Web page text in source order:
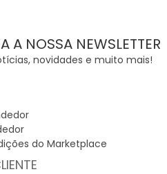
A NOSSA NEWSLETTER
novidades e muito mais!
do Marketplace